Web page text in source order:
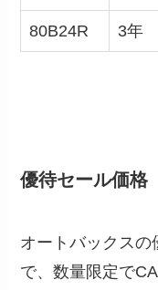
80B24R 3年
優待セール価格
オートバックス
で、数量限定で